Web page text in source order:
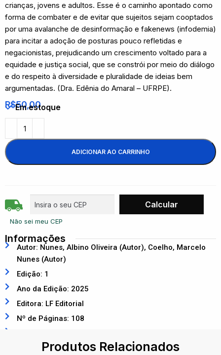
crianças, jovens e adultos. Esse é o caminho apontado como
forma de combater e de evitar que sujeitos sejam cooptados
por uma avalanche de desinformação e fakenews (infodemia)
para incitar a adoção de posturas pouco refletidas e
negacionistas, prejudicando um crescimento voltado para a
equidade e justiça social, que se constrói por meio do diálogo
e do respeito à diversidade e pluralidade de ideias bem
argumentadas. (Dra. Edênia do Amaral – UFRPE).
R$50,00
Em estoque
ADICIONAR AO CARRINHO
Não sei meu CEP
Informações
Autor: Nunes, Albino Oliveira (Autor), Coelho, Marcelo
Nunes (Autor)
Edição: 1
Ano da Edição: 2025
Editora: LF Editorial
Nº de Páginas: 108
Produtos Relacionados